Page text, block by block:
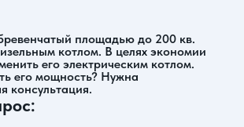
площадью до 200 кв.
котлом. В целях экономии
его электрическим котлом.
его мощность? Нужна
консультация.